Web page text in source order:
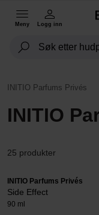
Meny Logg inn
INITIO Parfums Privés
INITIO
25 produkter
INITIO Parfums Privés
Side Effect
90 ml